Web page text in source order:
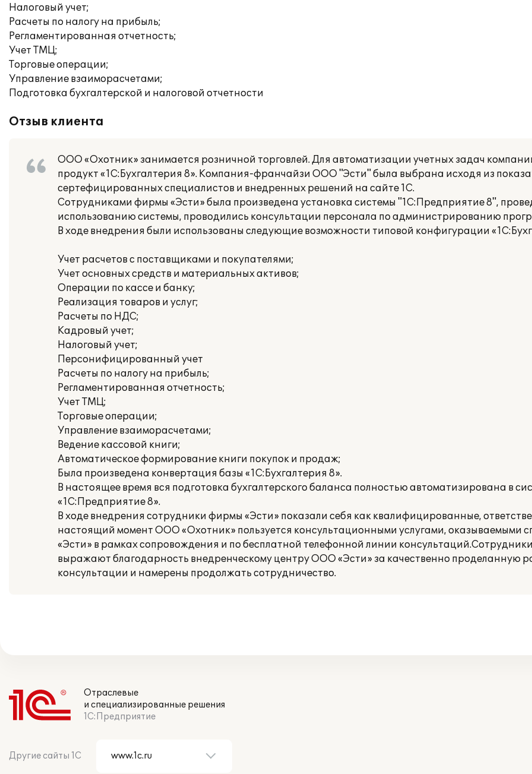
Налоговый учет;
Расчеты по налогу на прибыль;
Регламентированная отчетность;
Учет ТМЦ;
Торговые операции;
Управление взаиморасчетами;
Подготовка бухгалтерской и налоговой отчетности
Отзыв клиента
ООО «Охотник» занимается розничной торговлей. Для автоматизации учетных задач
продукт «1С:Бухгалтерия 8». Компания-франчайзи ООО "Эсти" была выбрана исходя из
сертефицированных специалистов и внедренных решений на сайте 1С.
Сотрудниками фирмы «Эсти» была произведена установка системы "1С:Предприятие 8",
использованию системы, проводились консультации персонала по администрированию
В ходе внедрения были использованы следующие возможности типовой конфигурации
Учет расчетов с поставщиками и покупателями;
Учет основных средств и материальных активов;
Операции по кассе и банку;
Реализация товаров и услуг;
Расчеты по НДС;
Кадровый учет;
Налоговый учет;
Персонифицированный учет
Расчеты по налогу на прибыль;
Регламентированная отчетность;
Учет ТМЦ;
Торговые операции;
Управление взаиморасчетами;
Ведение кассовой книги;
Автоматическое формирование книги покупок и продаж;
Была произведена конвертация базы «1С:Бухгалтерия 8».
В настоящее время вся подготовка бухгалтерского баланса полностью автоматизирована в
«1С:Предприятие 8».
В ходе внедрения сотрудники фирмы «Эсти» показали себя как квалифицированные,
настоящий момент ООО «Охотник» пользуется консультационными услугами, оказываемыми
«Эсти» в рамках сопровождения и по бесплатной телефонной линии
выражают благодарность внедренческому центру ООО «Эсти» за качественно проделанную
консультации и намерены продолжать сотрудничество.
Отраслевые
и специализированные решения
1С:Предприятие
Другие сайты 1С